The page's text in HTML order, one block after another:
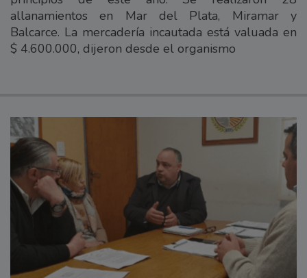
allanamientos en Mar del Plata, Miramar y
Balcarce. La mercadería incautada está valuada en
$ 4.600.000, dijeron desde el organismo